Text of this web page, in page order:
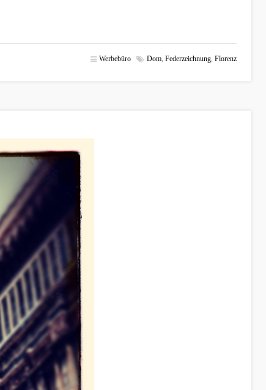
Werbebüro Dom Federzeichnung Florenz